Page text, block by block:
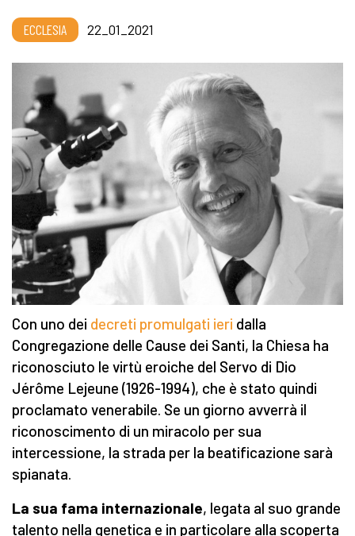
ECCLESIA 22_01_2021
Con uno dei decreti promulgati ieri dalla
Congregazione delle Cause dei Santi, la Chiesa ha
riconosciuto le virtù eroiche del Servo di Dio
Jérôme Lejeune (1926-1994), che è stato quindi
proclamato venerabile. Se un giorno avverrà il
riconoscimento di un miracolo per sua
intercessione, la strada per la beatificazione sarà
spianata.
La sua fama internazionale, legata al suo grande
talento nella genetica e in particolare alla scoperta